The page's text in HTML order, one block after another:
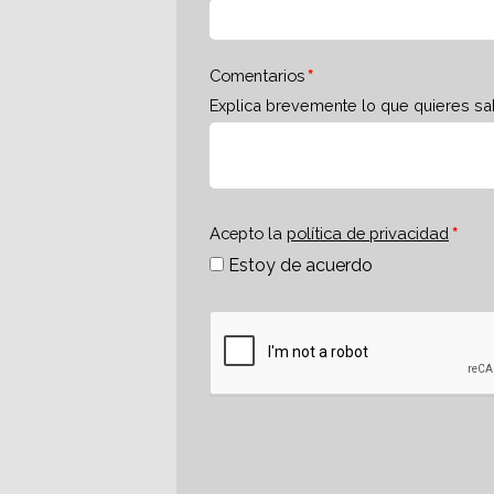
Comentarios
Explica brevemente lo que quieres
Acepto la política de privacidad
Estoy de acuerdo